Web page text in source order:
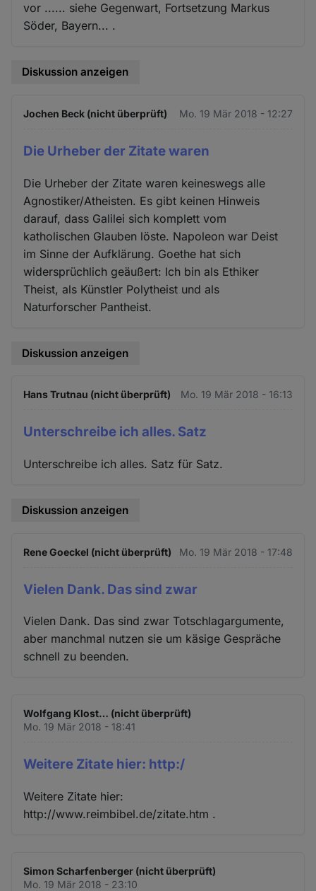
vor ...... siehe Gegenwart, Fortsetzung Markus
Söder, Bayern... .
Diskussion anzeigen
Jochen Beck (nicht überprüft) Mo. 19 Mär 2018 - 12:27
Die Urheber der Zitate waren
Die Urheber der Zitate waren keineswegs alle
Agnostiker/Atheisten. Es gibt keinen Hinweis
darauf, dass Galilei sich komplett vom
katholischen Glauben löste. Napoleon war Deist
im Sinne der Aufklärung. Goethe hat sich
widersprüchlich geäußert: Ich bin als Ethiker
Theist, als Künstler Polytheist und als
Naturforscher Pantheist.
Diskussion anzeigen
Hans Trutnau (nicht überprüft) Mo. 19 Mär 2018 - 16:13
Unterschreibe ich alles. Satz
Unterschreibe ich alles. Satz für Satz.
Diskussion anzeigen
Rene Goeckel (nicht überprüft) Mo. 19 Mär 2018 - 17:48
Vielen Dank. Das sind zwar
Vielen Dank. Das sind zwar Totschlagargumente,
aber manchmal nutzen sie um käsige Gespräche
schnell zu beenden.
Wolfgang Klost… (nicht überprüft)
Mo. 19 Mär 2018 - 18:41
Weitere Zitate hier: http:/
Weitere Zitate hier:
http://www.reimbibel.de/zitate.htm .
Simon Scharfenberger (nicht überprüft)
Mo. 19 Mär 2018 - 23:10